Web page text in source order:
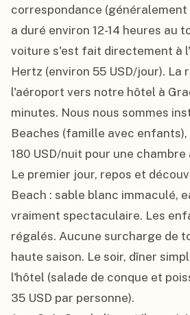
correspondance
a duré environ 12-14 heures au
voiture s'est fait directement à
Hertz (environ 55 USD/jour). La
l'aéroport vers notre hôtel à
minutes. Nous nous sommes
Beaches (famille avec
180 USD/nuit pour une
Le premier jour, repos et
Beach : sable blanc immaculé,
vraiment spectaculaire. Les
régalés. Aucune surcharge de
haute saison. Le soir, dîner
l'hôtel (salade de conque et
35 USD par personne).